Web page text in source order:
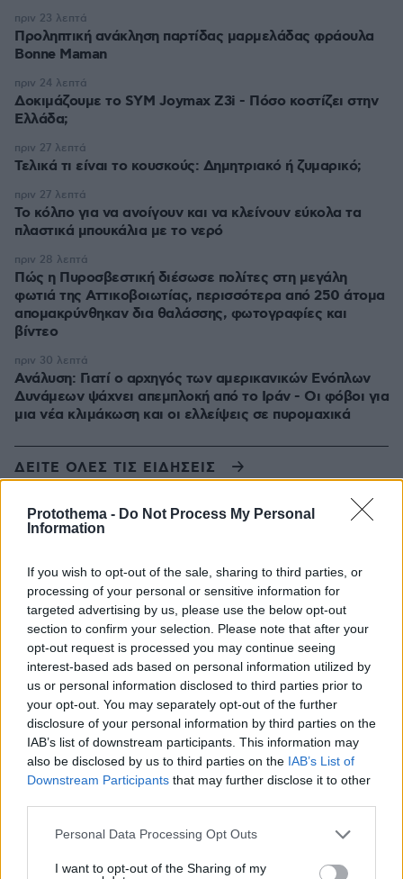
Protothema - Do Not Process My Personal
Information
If you wish to opt-out of the sale, sharing to third parties, or
processing of your personal or sensitive information for
targeted advertising by us, please use the below opt-out
section to confirm your selection. Please note that after your
opt-out request is processed you may continue seeing
interest-based ads based on personal information utilized by
us or personal information disclosed to third parties prior to
your opt-out. You may separately opt-out of the further
disclosure of your personal information by third parties on the
IAB’s list of downstream participants. This information may
also be disclosed by us to third parties on the IAB’s List of
Downstream Participants that may further disclose it to other
Please note that this website/app uses one or more Google
not limited to your visit or usage behaviour. You may click to
Personal Data Processing Opt Outs
I want to opt-out of the Sharing of my
Προληπτική ανάκληση παρτίδας μαρμελάδας φράουλα
Bonne Maman
πριν 23 λεπτά
Δοκιμάζουμε το SYM Joymax Z3i - Πόσο κοστίζει στην
Ελλάδα;
πριν 24 λεπτά
Τελικά τι είναι το κουσκούς: Δημητριακό ή ζυμαρικό;
πριν 27 λεπτά
Το κόλπο για να ανοίγουν και να κλείνουν εύκολα τα
πλαστικά μπουκάλια με το νερό
πριν 27 λεπτά
Πώς η Πυροσβεστική διέσωσε πολίτες στη μεγάλη
φωτιά της Αττικοβοιωτίας, περισσότερα από 250 άτομα
απομακρύνθηκαν δια θαλάσσης, φωτογραφίες και
βίντεο
πριν 28 λεπτά
Ανάλυση: Γιατί ο αρχηγός των αμερικανικών Ενόπλων
Δυνάμεων ψάχνει απεμπλοκή από το Ιράν - Οι φόβοι για
μια νέα κλιμάκωση και οι ελλείψεις σε πυρομαχικά
πριν 30 λεπτά
ΔΕΙΤΕ ΟΛΕΣ ΤΙΣ ΕΙΔΗΣΕΙΣ